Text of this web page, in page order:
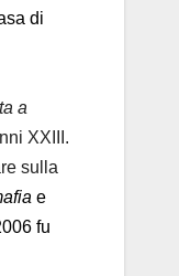
di
a
XXIII.
sulla
e
fu